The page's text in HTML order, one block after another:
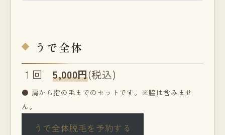
うで全体
１回5,000円(税込)
● 肩から指の毛までのセットです。※脇は含みませ
ん。
うで全体脱毛を予約する